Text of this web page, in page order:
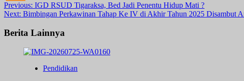
Post
navigation
Previous: IGD RSUD Tigaraksa, Bed Jadi Penentu Hidup Mati ?
Next: Bimbingan Perkawinan Tahap Ke IV di Akhir Tahun 2025 Disambut
Berita Lainnya
Pendidikan